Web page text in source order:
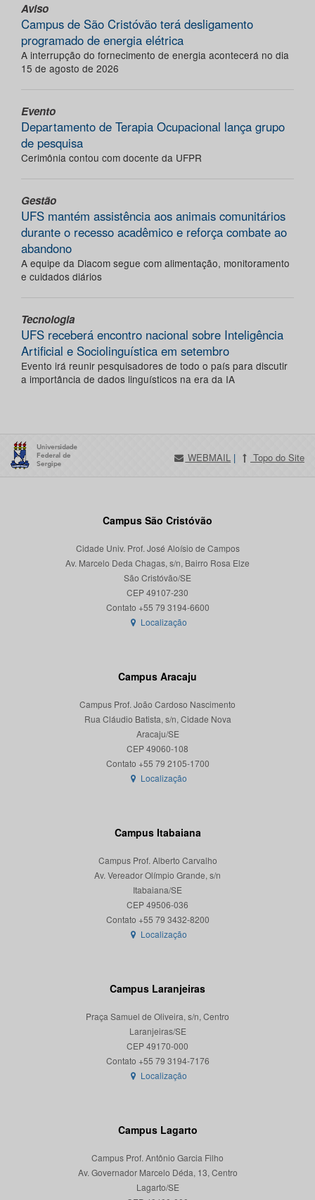
Aviso
Campus de São Cristóvão terá desligamento
programado de energia elétrica
A interrupção do fornecimento de energia acontecerá no dia
15 de agosto de 2026
Evento
Departamento de Terapia Ocupacional lança grupo
de pesquisa
Cerimônia contou com docente da UFPR
Gestão
UFS mantém assistência aos animais comunitários
durante o recesso acadêmico e reforça combate ao
abandono
A equipe da Diacom segue com alimentação, monitoramento
e cuidados diários
Tecnologia
UFS receberá encontro nacional sobre Inteligência
Artificial e Sociolinguística em setembro
Evento irá reunir pesquisadores de todo o país para discutir
a importância de dados linguísticos na era da IA
WEBMAIL | Topo do Site
Campus São Cristóvão
Cidade Univ. Prof. José Aloísio de Campos
Av. Marcelo Deda Chagas, s/n, Bairro Rosa Elze
São Cristóvão/SE
CEP 49107-230
Localização
Campus Aracaju
Campus Prof. João Cardoso Nascimento
Rua Cláudio Batista, s/n, Cidade Nova
Aracaju/SE
CEP 49060-108
Localização
Campus Itabaiana
Campus Prof. Alberto Carvalho
Av. Vereador Olímpio Grande, s/n
Itabaiana/SE
CEP 49506-036
Localização
Campus Laranjeiras
Praça Samuel de Oliveira, s/n, Centro
Laranjeiras/SE
CEP 49170-000
Localização
Campus Lagarto
Campus Prof. Antônio Garcia Filho
Av. Governador Marcelo Déda, 13, Centro
Lagarto/SE